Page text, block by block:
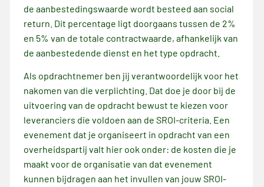
de aanbestedingswaarde wordt besteed aan social
return. Dit percentage ligt doorgaans tussen de 2%
en 5% van de totale contractwaarde, afhankelijk van
de aanbestedende dienst en het type opdracht.
Als opdrachtnemer ben jij verantwoordelijk voor het
nakomen van die verplichting. Dat doe je door bij de
uitvoering van de opdracht bewust te kiezen voor
leveranciers die voldoen aan de SROI-criteria. Een
evenement dat je organiseert in opdracht van een
overheidspartij valt hier ook onder: de kosten die je
maakt voor de organisatie van dat evenement
kunnen bijdragen aan het invullen van jouw SROI-